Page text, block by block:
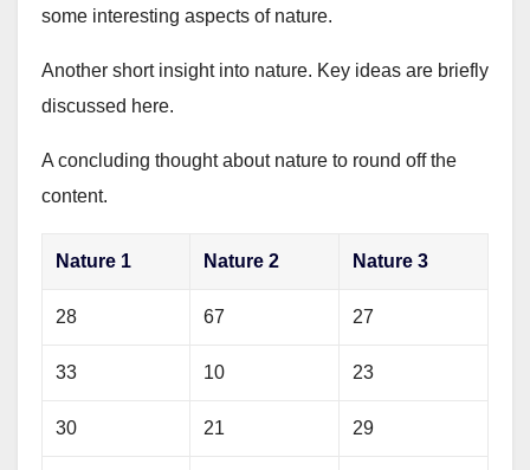
some interesting aspects of nature.
Another short insight into nature. Key ideas are briefly
discussed here.
A concluding thought about nature to round off the
content.
Nature 1 Nature 2 Nature 3
28 67 27
33 10 23
30 21 29